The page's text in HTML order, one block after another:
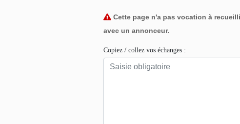
Cette page n'a pas vocation à
avec un annonceur.
Copiez / collez vos échanges :